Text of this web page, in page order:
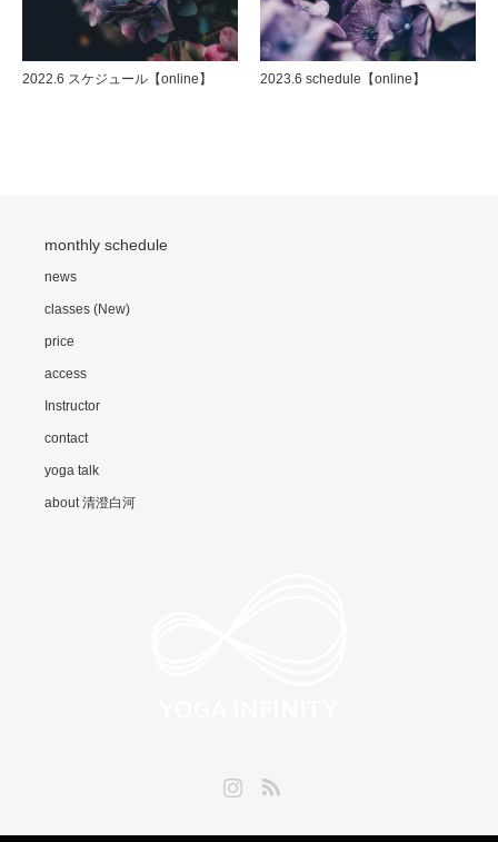
2022.6 スケジュール【online】 2023.6 schedule【online】
monthly schedule
news
classes (New)
price
access
Instructor
contact
yoga talk
about 清澄白河